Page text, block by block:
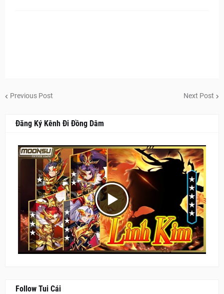
Previous Post Next Post
Đăng Ký Kênh Đi Đồng Dâm
Follow Tui Cái